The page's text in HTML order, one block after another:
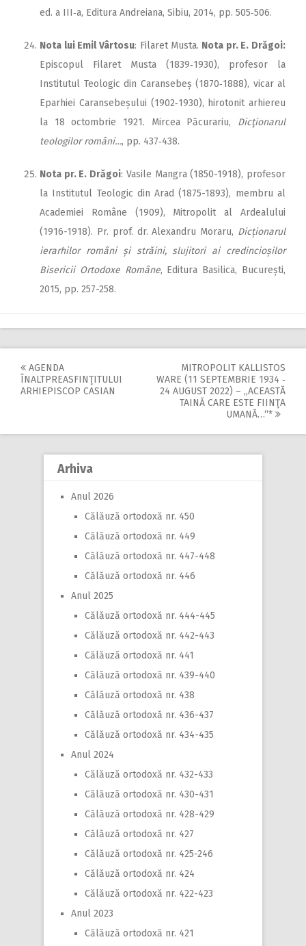
ed. a III‑a, Editura Andreiana, Sibiu, 2014, pp. 505‑506.
Nota lui Emil Vârtosu: Filaret Musta. Nota pr. E. Drăgoi:
Episcopul Filaret Musta (1839‑1930), profesor la
Institutul Teologic din Caransebeș (1870‑1888), vicar al
Eparhiei Caransebeșului (1902‑1930), hirotonit arhiereu
la 18 octombrie 1921. Mircea Păcurariu, Dicţionarul
teologilor români…, pp. 437‑438.
Nota pr. E. Drăgoi: Vasile Mangra (1850-1918), profesor
la Institutul Teologic din Arad (1875-1893), membru al
Academiei Române (1909), Mitropolit al Ardealului
(1916-1918). Pr. prof. dr. Alexandru Moraru, Dicționarul
ierarhilor români și străini, slujitori ai credincioșilor
Bisericii Ortodoxe Române, Editura Basilica, București,
2015, pp. 257-258.
Post
AGENDA
ÎNALTPREASFINŢITULUI
ARHIEPISCOP CASIAN
MITROPOLIT KALLISTOS
WARE (11 SEPTEMBRIE 1934 ‑
24 AUGUST 2022) – „ACEASTĂ
TAINĂ CARE ESTE FIINŢA
UMANĂ…“*
Arhiva
Anul 2026
Călăuză ortodoxă nr. 450
Călăuză ortodoxă nr. 449
Călăuză ortodoxă nr. 447-448
Călăuză ortodoxă nr. 446
Anul 2025
Călăuză ortodoxă nr. 444-445
Călăuză ortodoxă nr. 442-443
Călăuză ortodoxă nr. 441
Călăuză ortodoxă nr. 439-440
Călăuză ortodoxă nr. 438
Călăuză ortodoxă nr. 436-437
Călăuză ortodoxă nr. 434-435
Anul 2024
Călăuză ortodoxă nr. 432-433
Călăuză ortodoxă nr. 430-431
Călăuză ortodoxă nr. 428-429
Călăuză ortodoxă nr. 427
Călăuză ortodoxă nr. 425-246
Călăuză ortodoxă nr. 424
Călăuză ortodoxă nr. 422-423
Anul 2023
Călăuză ortodoxă nr. 421